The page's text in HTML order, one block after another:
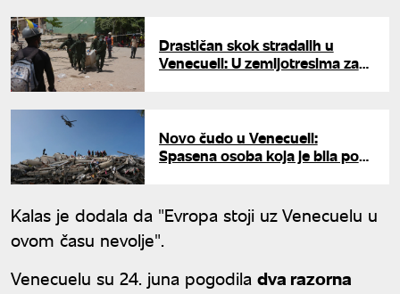
Drastičan skok stradalih u
Venecueli: U zemljotresima za
Novo čudo u Venecueli:
Spasena osoba koja je bila pod
Kalas je dodala da "Evropa stoji uz Venecuelu u
ovom času nevolje".
Venecuelu su 24. juna pogodila dva razorna